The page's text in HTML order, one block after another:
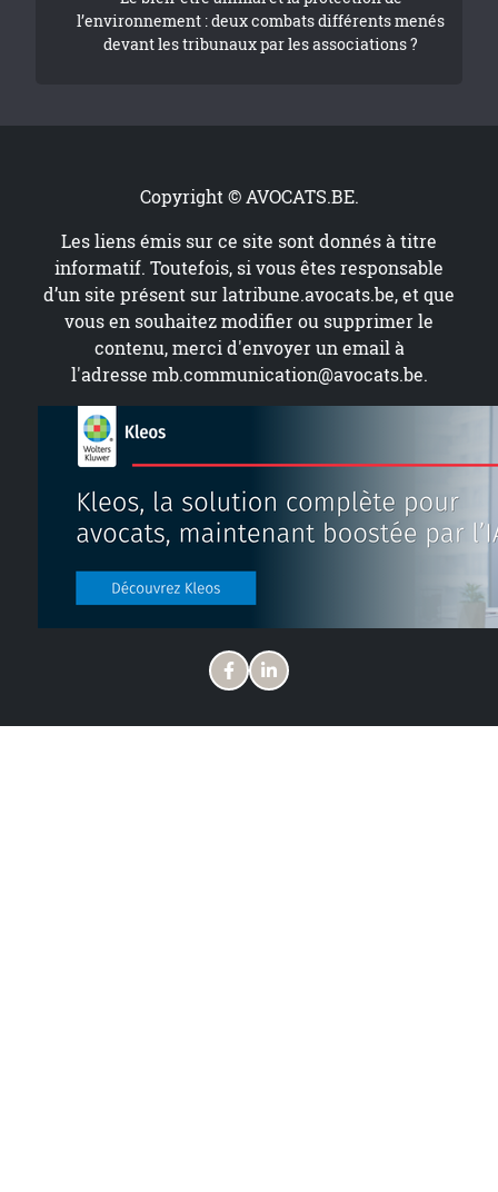
l’environnement : deux combats différents menés
devant les tribunaux par les associations ?
Copyright © AVOCATS.BE.
Les liens émis sur ce site sont donnés à titre
informatif. Toutefois, si vous êtes responsable
d’un site présent surlatribune.avocats.be, et que
vous en souhaitez modifier ou supprimer le
contenu, merci d'envoyer un email à
l'adresse mb.communication@avocats.be.